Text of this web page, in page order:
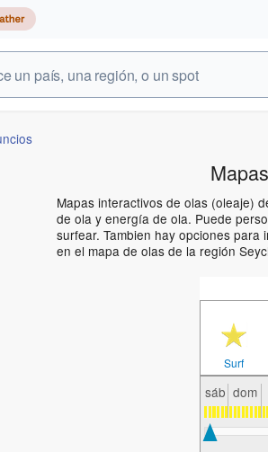
Mapas interactivos de olas (oleaje)
de ola y energía de ola. Puede
surfear. Tambien hay opciones
en el mapa de olas de la región
Surf
sáb dom